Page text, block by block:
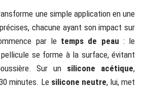
une simple application en une
chacune ayant son impact sur
par le temps de peau : le
se forme à la surface, évitant
Sur un silicone acétique,
minutes. Le silicone neutre, lui, met